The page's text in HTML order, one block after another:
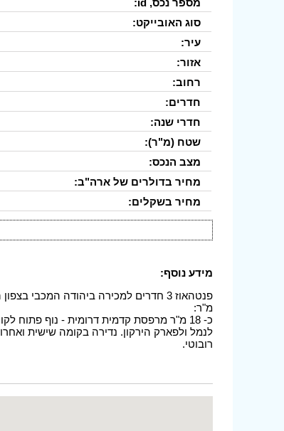
מספר נכס, id:
סוג האובייקט:
עיר:
אזור:
רחוב:
חדרים:
חדרי שנה:
שטח (מ"ר):
מצב הנכס:
מחיר בדולרים של ארה"ב:
מחיר בשקלים:
מידע נוסף:
מ"ר:
רובוטי.